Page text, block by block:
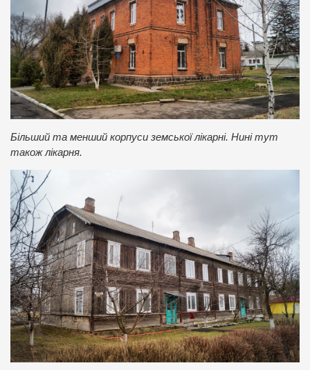
Більший та менший корпуси земської лікарні. Нині тут
також лікарня.